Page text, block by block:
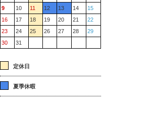
9
10 11 12 13 14
15
16
17 18 19 20 21
22
23
24 25 26 27 28
29
30
31
定休日
夏季休暇